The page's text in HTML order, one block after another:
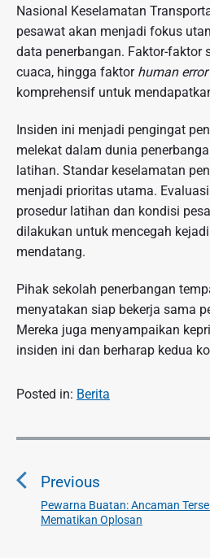
Nasional Keselamatan
pesawat akan menjadi fokus
data penerbangan. Faktor-faktor
cuaca, hingga faktor human error
komprehensif untuk
Insiden ini menjadi pengingat
melekat dalam dunia
latihan. Standar keselamatan
menjadi prioritas utama.
prosedur latihan dan kondisi
dilakukan untuk mencegah
mendatang.
Pihak sekolah penerbangan
menyatakan siap bekerja sama
Mereka juga menyampaikan
insiden ini dan berharap kedua
Posted in: Berita
N
v
Previous
P
r
Pewarna Buatan: Ancaman
Mematikan Oplosan